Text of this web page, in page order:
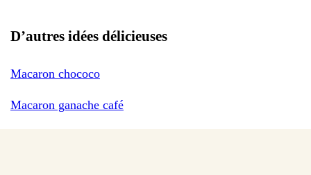
D’autres idées délicieuses
Macaron chococo
Macaron ganache café